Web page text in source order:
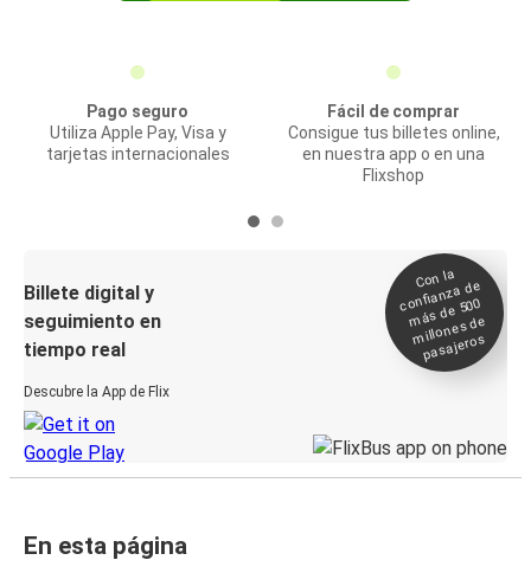
Pago seguro
Utiliza Apple Pay, Visa y
tarjetas internacionales
Fácil de comprar
Consigue tus billetes online,
en nuestra app o en una
Flixshop
Billete digital y
seguimiento en
tiempo real
Descubre la App de Flix
Con la
confianza de
más de 500
millones de
pasajeros
En esta página